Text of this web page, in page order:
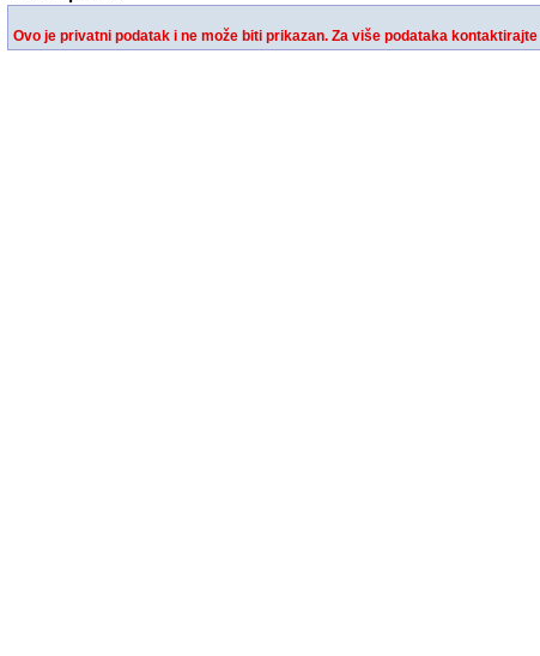
Ovo je privatni podatak i ne može biti prikazan. Za više podataka kontaktirajte